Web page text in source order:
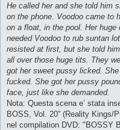
He called her and she told him
on the phone. Voodoo came to
on a float, in the pool. Her
needed Voodoo to rub suntan
resisted at first, but she told
all over those huge tits. They
got her sweet pussy licked.
fucked. She got her pussy
face, just like she demanded.
Nota: Questa scena e’ stata
BOSS, Vol. 20” (Reality Kings/
nel compilation DVD: "BOSSY